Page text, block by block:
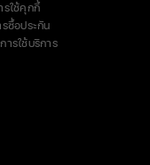
รใช้คุกกี้
รซื้อประกัน
ารใช้บริการ